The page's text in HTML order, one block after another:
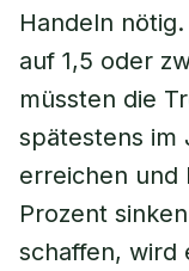
Handeln
auf 1,5 oder
müssten die
spätestens im
erreichen und
Prozent
schaffen, wird